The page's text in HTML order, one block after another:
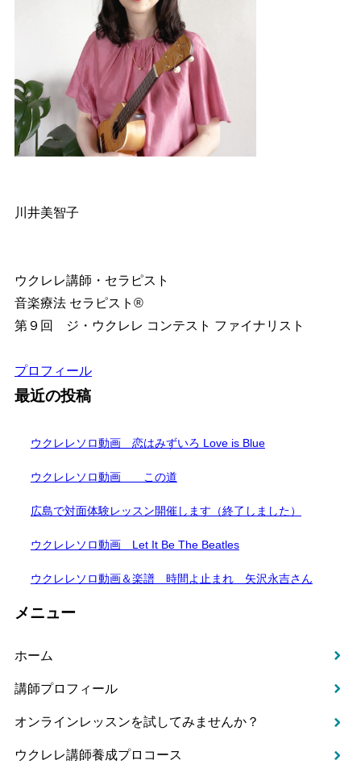
川井美智子
ウクレレ講師・セラピスト
音楽療法 セラピスト®︎
第９回 ジ・ウクレレ コンテスト ファイナリスト
プロフィール
最近の投稿
ウクレレソロ動画 恋はみずいろ Love is Blue
ウクレレソロ動画 この道
広島で対面体験レッスン開催します（終了しました）
ウクレレソロ動画 Let It Be The Beatles
ウクレレソロ動画＆楽譜 時間よ止まれ 矢沢永吉さん
メニュー
ホーム
講師プロフィール
オンラインレッスンを試してみませんか？
ウクレレ講師養成プロコース